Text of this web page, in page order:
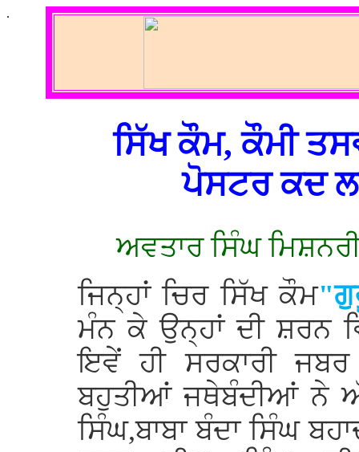
.
ਸਿੱਖ ਕੌਮ, ਕੌਮੀ
ਪੋਸਟਰ ਕਦ
ਅਵਤਾਰ ਸਿੰਘ
ਜਿਨ੍ਹਾਂ ਚਿਰ ਸਿੱਖ ਕੌਮ
ਮੰਨ ਕੇ ਉਨ੍ਹਾਂ ਦੀ ਸ਼ਰਨ
ਇਵੇਂ ਹੀ ਸਰਕਾਰੀ ਜਬਰ
ਬਹੁਤੀਆਂ ਜਥੇਬੰਦੀਆਂ ਨੇ
ਸਿੰਘ,ਬਾਬਾ ਬੰਦਾ ਸਿੰਘ